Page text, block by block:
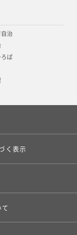
治
ば
く表示